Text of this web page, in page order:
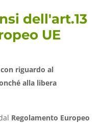
dell'art.13
UE
riguardo al
alla libera
Regolamento Europeo